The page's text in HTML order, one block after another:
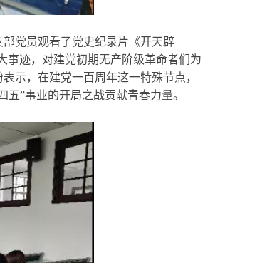
党员观看了党史纪录片《开天辟
事迹，对建党初期无产阶级革命者们为
示，在建党一百周年这一特殊节点，
”事业的开局之战贡献青春力量。